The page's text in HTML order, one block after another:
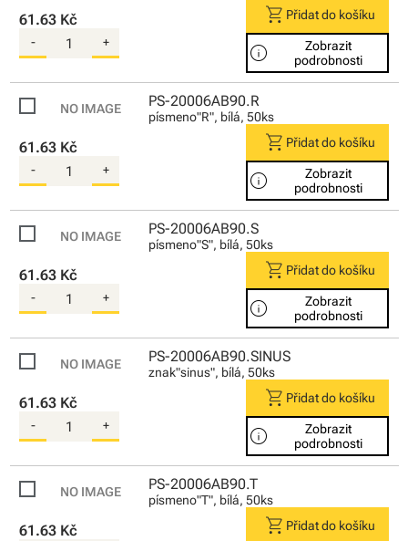
61.63 Kč
- +
shopping_cart Přidat do košíku
info
Zobrazit
podrobnosti
PS-20006AB90.R
písmeno"R", bílá, 50ks
61.63 Kč
- +
shopping_cart Přidat do košíku
info
Zobrazit
podrobnosti
PS-20006AB90.S
písmeno"S", bílá, 50ks
61.63 Kč
- +
shopping_cart Přidat do košíku
info
Zobrazit
podrobnosti
PS-20006AB90.SINUS
znak"sinus", bílá, 50ks
61.63 Kč
- +
shopping_cart Přidat do košíku
info
Zobrazit
podrobnosti
PS-20006AB90.T
písmeno"T", bílá, 50ks
61.63 Kč shopping_cart Přidat do košíku